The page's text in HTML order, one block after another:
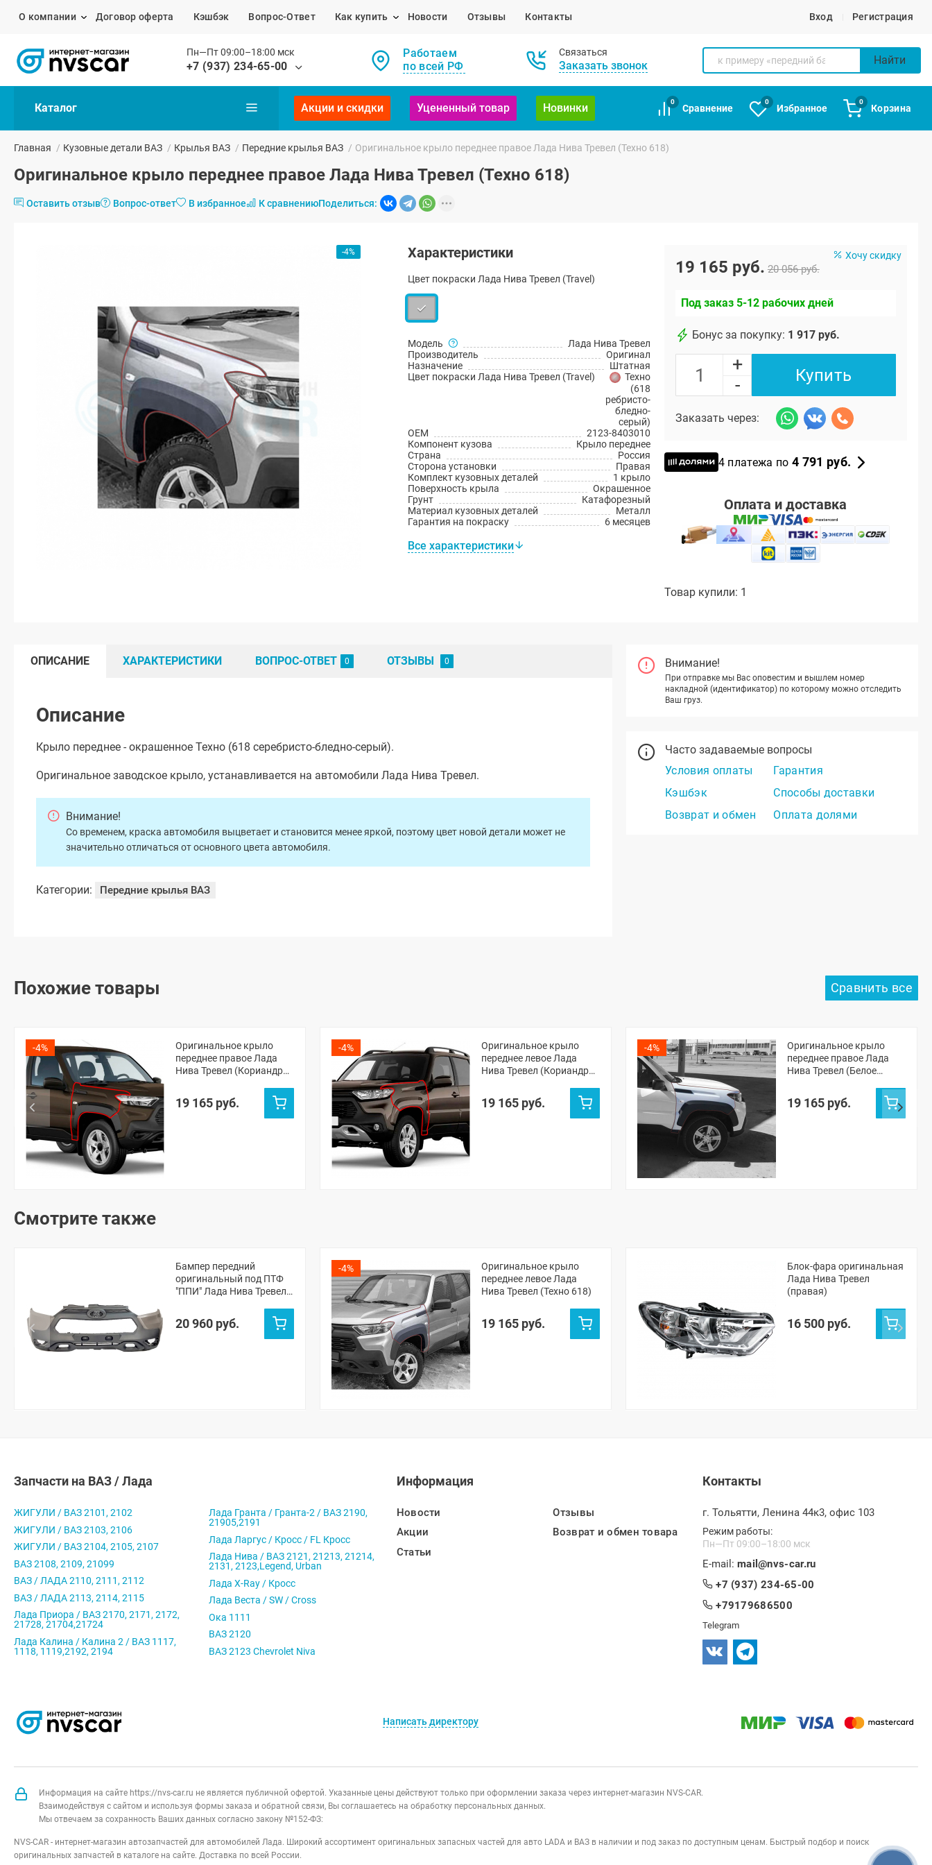
О компании Договор оферта Кэшбэк Вопрос-Ответ Как купить Новости Отзывы Контакты Вход Регистрация
Пн—Пт 09:00–18:00 мск
+7 (937) 234-65-00
Работаем
по всей РФ
Связаться
Заказать звонок Найти
Каталог Акции и скидки Уцененный товар Новинки
0
Сравнение
0
Избранное
0
Корзина
Главная / Кузовные детали ВАЗ / Крылья ВАЗ / Передние крылья ВАЗ / Оригинальное крыло переднее правое Лада Нива Тревел (Техно 618)
Оригинальное крыло переднее правое Лада Нива Тревел (Техно 618)
Оставить отзыв Вопрос-ответ В избранное К сравнениюПоделиться:
-4% Характеристики
Цвет покраски Лада Нива Тревел (Travel)
Модель
Лада Нива Тревел
Производитель
Оригинал
Назначение
Штатная
Цвет покраски Лада Нива Тревел (Travel)
Техно
(618
серебристо-
бледно-
серый)
OEM
2123-8403010
Компонент кузова
Крыло переднее
Страна
Россия
Сторона установки
Правая
Комплект кузовных деталей
1 крыло
Поверхность крыла
Окрашенное
Грунт
Катафорезный
Материал кузовных деталей
Металл
Гарантия на покраску
6 месяцев
Все характеристики
Хочу скидку
19 165 руб. 20 056 руб.
Под заказ 5-12 рабочих дней
Бонус за покупку: 1 917 руб.
+
-
Купить
Заказать через:
4 платежа по 4 791 руб.
Оплата и доставка
Товар купили: 1
Внимание!
При отправке мы Вас оповестим и вышлем номер
накладной (идентификатор) по которому можно отследить
Ваш груз.
Часто задаваемые вопросы
Условия оплаты
Гарантия
Кэшбэк
Способы доставки
Возврат и обмен
Оплата долями
ОПИСАНИЕ ХАРАКТЕРИСТИКИ ВОПРОС-ОТВЕТ ОТЗЫВЫ
Описание
Крыло переднее - окрашенное Техно (618 серебристо-бледно-серый).
Оригинальное заводское крыло, устанавливается на автомобили Лада Нива Тревел.
Внимание!
Со временем, краска автомобиля выцветает и становится менее яркой, поэтому цвет новой детали может не
значительно отличаться от основного цвета автомобиля.
Категории: Передние крылья ВАЗ
Похожие товары
-4%
Оригинальное крыло
переднее правое Лада
Нива Тревел (Кориандр
19 165 руб.
-4%
Оригинальное крыло
переднее левое Лада
Нива Тревел (Кориандр
19 165 руб.
-4%
Оригинальное крыло
переднее правое Лада
Нива Тревел (Белое
19 165 руб.
Смотрите также
Бампер передний
оригинальный под ПТФ
"ППИ" Лада Нива Тревел
20 960 руб.
-4%
Оригинальное крыло
переднее левое Лада
Нива Тревел (Техно 618)
19 165 руб.
Блок-фара оригинальная
Лада Нива Тревел
(правая)
16 500 руб.
Запчасти на ВАЗ / Лада
ЖИГУЛИ / ВАЗ 2101, 2102
ЖИГУЛИ / ВАЗ 2103, 2106
ЖИГУЛИ / ВАЗ 2104, 2105, 2107
ВАЗ 2108, 2109, 21099
ВАЗ / ЛАДА 2110, 2111, 2112
ВАЗ / ЛАДА 2113, 2114, 2115
Лада Приора / ВАЗ 2170, 2171, 2172,
21728, 21704,21724
Лада Калина / Калина 2 / ВАЗ 1117,
1118, 1119,2192, 2194
Лада Гранта / Гранта-2 / ВАЗ 2190,
21905,2191
Лада Ларгус / Кросс / FL Кросс
Лада Нива / ВАЗ 2121, 21213, 21214,
2131, 2123,Legend, Urban
Лада X-Ray / Кросс
Лада Веста / SW / Cross
Ока 1111
ВАЗ 2120
ВАЗ 2123 Chevrolet Niva
Информация
Новости
Акции
Статьи
Отзывы
Возврат и обмен товара
Контакты
г. Тольятти, Ленина 44к3, офис 103
Режим работы:
Пн—Пт 09:00–18:00 мск
E-mail: mail@nvs-car.ru
+7 (937) 234-65-00
+79179686500
Telegram
Написать директору
Информация на сайте https://nvs-car.ru не является публичной офертой. Указанные цены действуют только при оформлении заказа через интернет-магазин NVS-CAR.
Взаимодействуя с сайтом и используя формы заказа и обратной связи, Вы соглашаетесь на обработку персональных данных.
Мы отвечаем за сохранность Ваших данных согласно закону №152-ФЗ:
NVS-CAR - интернет-магазин автозапчастей для автомобилей Лада. Широкий ассортимент оригинальных запасных частей для авто LADA и ВАЗ в наличии и под заказ по доступным ценам. Быстрый подбор и поиск
оригинальных запчастей в каталоге на сайте. Доставка по всей России.